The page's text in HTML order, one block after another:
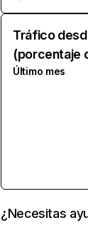
Tráfico
(porcentaje
Último mes
¿Necesitas